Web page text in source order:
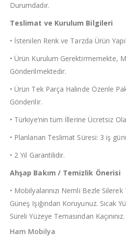
Durumdadır.
Teslimat ve Kurulum Bilgileri
• İstenilen Renk ve Tarzda Ürün
• Ürün Kurulum Gerektirmemekte,
Gönderilmektedir.
• Ürün Tek Parça Halinde Özenle
Gönderilir.
• Türkiye’nin tüm İllerine Ücretsiz
• Planlanan Teslimat Süresi: 3 iş
• 2 Yıl Garantilidir.
Ahşap Bakım / Temizlik Önerisi
• Mobilyalarınızı Nemli Bezle
Güneş Işığından Koruyunuz. Sıcak
Süreli Yüzeye Temasından Kaçınınız.
Ham Mobilya